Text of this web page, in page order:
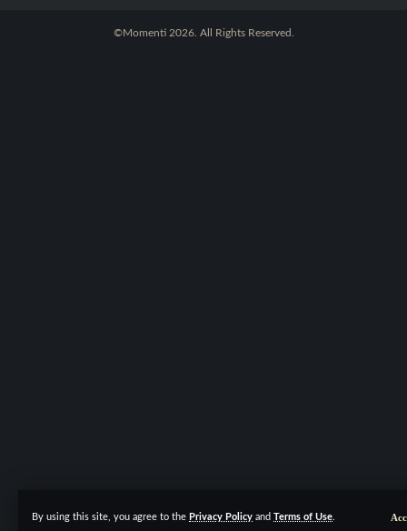
By using this site, you agree to the Privacy Policy and Terms of Use.
©Momenti 2026. All Rights Reserved.